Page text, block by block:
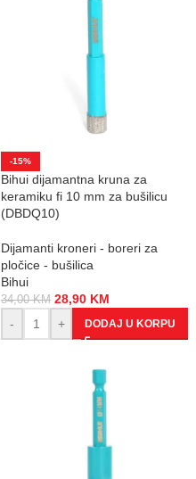
-15%
Bihui dijamantna kruna za
keramiku fi 10 mm za bušilicu
(DBDQ10)
Dijamanti kroneri - boreri za
pločice - bušilica
Bihui
34,00KM 28,90 KM
-
+ DODAJ U KORPU